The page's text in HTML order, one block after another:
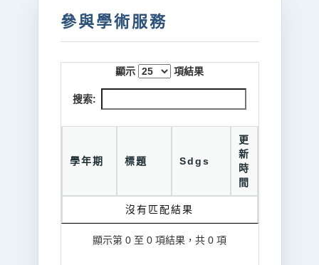
參與學術服務
顯示 項結果
搜索:
學年期 標題 Sdgs
更
新
時
間
沒有匹配結果
顯示第 0 至 0 項結果，共 0 項